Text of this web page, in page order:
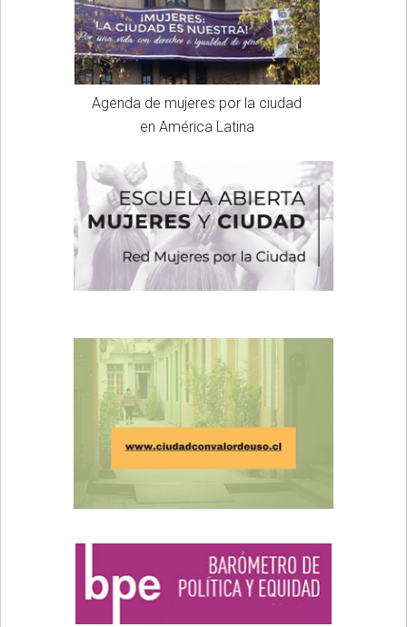
Agenda de mujeres por la ciudad
en América Latina